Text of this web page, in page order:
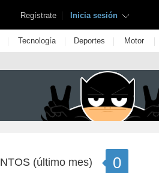
Regístrate | Inicia sesión
| Tecnología | Deportes | Motor |
(último mes) 0